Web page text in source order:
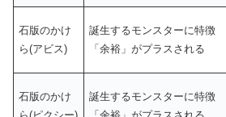
石版のかけ
ら(アビス)
誕生するモンスターに特徴
「余裕」がプラスされる
石版のかけ
誕生するモンスターに特徴